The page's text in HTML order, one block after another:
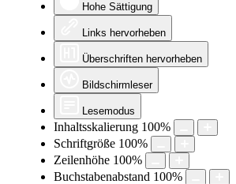
Hohe Sättigung
Links hervorheben
Überschriften hervorheben
Bildschirmleser
Lesemodus
Inhaltsskalierung 100%
Schriftgröße 100%
Zeilenhöhe 100%
Buchstabenabstand 100%